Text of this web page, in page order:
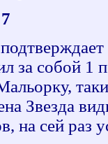
за собой 1
Звезда
на сей раз